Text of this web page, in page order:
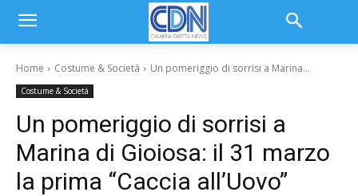
Home Costume & Società Un pomeriggio di sorrisi a Marina...
Costume & Società
Un pomeriggio di sorrisi a
Marina di Gioiosa: il 31 marzo
la prima “Caccia all’Uovo”